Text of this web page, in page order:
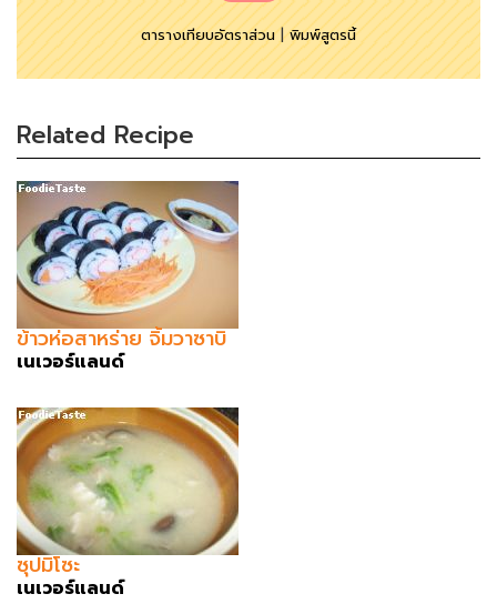
ตารางเทียบอัตราส่วน|พิมพ์สูตรนี้
Related Recipe
ข้าวห่อสาหร่าย จิ้มวาซาบิ
เนเวอร์แลนด์
ซุปมิโซะ
เนเวอร์แลนด์